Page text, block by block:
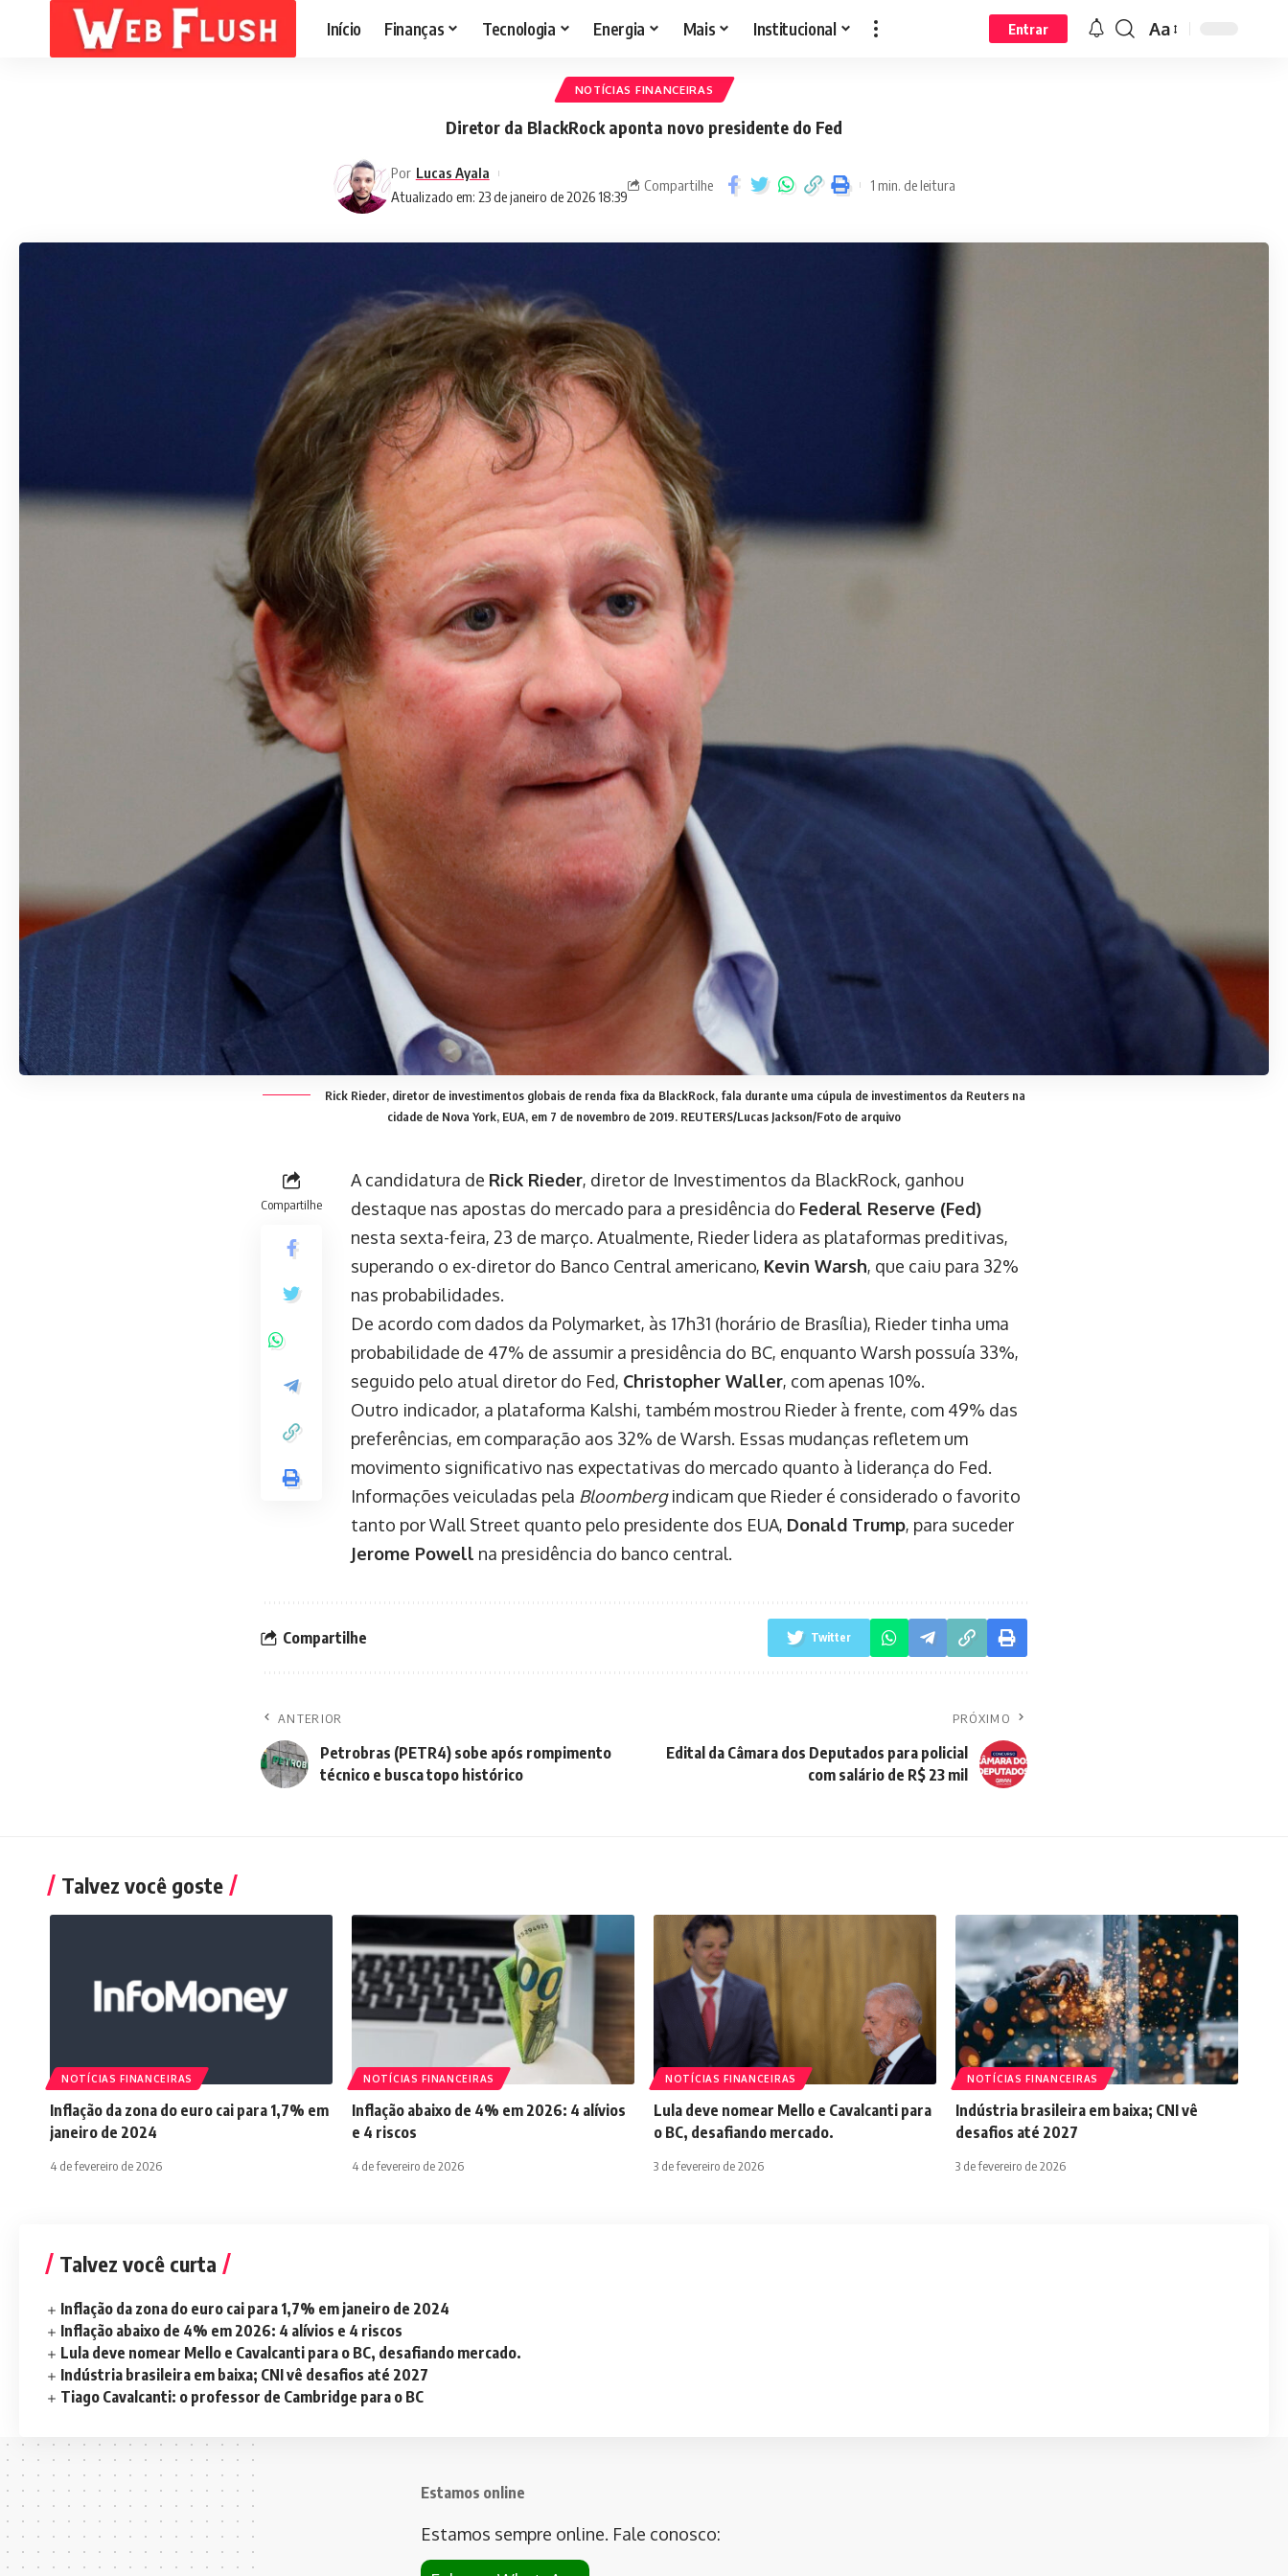
Início Finanças Tecnologia Energia Mais Institucional Entrar Aa
NOTÍCIAS FINANCEIRAS
Diretor da BlackRock aponta novo presidente do Fed
Atualizado em: 23 de janeiro de 2026 18:39
Por Lucas Ayala
Compartilhe 1 min. de leitura
Rick Rieder, diretor de investimentos globais de renda fixa da BlackRock, fala durante uma cúpula de investimentos da Reuters na
cidade de Nova York, EUA, em 7 de novembro de 2019. REUTERS/Lucas Jackson/Foto de arquivo
Compartilhe
A candidatura de Rick Rieder, diretor de Investimentos da BlackRock, ganhou
destaque nas apostas do mercado para a presidência do Federal Reserve (Fed)
nesta sexta-feira, 23 de março. Atualmente, Rieder lidera as plataformas preditivas,
superando o ex-diretor do Banco Central americano, Kevin Warsh, que caiu para 32%
nas probabilidades.
De acordo com dados da Polymarket, às 17h31 (horário de Brasília), Rieder tinha uma
probabilidade de 47% de assumir a presidência do BC, enquanto Warsh possuía 33%,
seguido pelo atual diretor do Fed, Christopher Waller, com apenas 10%.
Outro indicador, a plataforma Kalshi, também mostrou Rieder à frente, com 49% das
preferências, em comparação aos 32% de Warsh. Essas mudanças refletem um
movimento significativo nas expectativas do mercado quanto à liderança do Fed.
Informações veiculadas pela Bloombergindicam que Rieder é considerado o favorito
tanto por Wall Street quanto pelo presidente dos EUA, Donald Trump, para suceder
Jerome Powell na presidência do banco central.
Compartilhe Twitter
ANTERIOR
Petrobras (PETR4) sobe após rompimento
técnico e busca topo histórico
PRÓXIMO
Edital da Câmara dos Deputados para policial
com salário de R$ 23 mil
Talvez você goste
NOTÍCIAS FINANCEIRAS
Inflação da zona do euro cai para 1,7% em
janeiro de 2024
4 de fevereiro de 2026
NOTÍCIAS FINANCEIRAS
Inflação abaixo de 4% em 2026: 4 alívios
e 4 riscos
4 de fevereiro de 2026
NOTÍCIAS FINANCEIRAS
Lula deve nomear Mello e Cavalcanti para
o BC, desafiando mercado.
3 de fevereiro de 2026
NOTÍCIAS FINANCEIRAS
Indústria brasileira em baixa; CNI vê
desafios até 2027
3 de fevereiro de 2026
Talvez você curta
Inflação da zona do euro cai para 1,7% em janeiro de 2024
Inflação abaixo de 4% em 2026: 4 alívios e 4 riscos
Lula deve nomear Mello e Cavalcanti para o BC, desafiando mercado.
Indústria brasileira em baixa; CNI vê desafios até 2027
Tiago Cavalcanti: o professor de Cambridge para o BC
Estamos online
Estamos sempre online. Fale conosco: